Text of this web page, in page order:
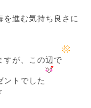
進む気持ち良さに
すが、この辺で
ントでした